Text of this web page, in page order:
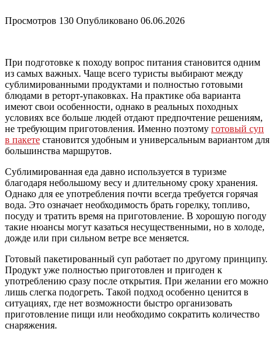
Просмотров 130 Опубликовано 06.06.2026
При подготовке к походу вопрос питания становится одним
из самых важных. Чаще всего туристы выбирают между
сублимированными продуктами и полностью готовыми
блюдами в реторт-упаковках. На практике оба варианта
имеют свои особенности, однако в реальных походных
условиях все больше людей отдают предпочтение решениям,
не требующим приготовления. Именно поэтому готовый суп
в пакете становится удобным и универсальным вариантом для
большинства маршрутов.
Сублимированная еда давно используется в туризме
благодаря небольшому весу и длительному сроку хранения.
Однако для ее употребления почти всегда требуется горячая
вода. Это означает необходимость брать горелку, топливо,
посуду и тратить время на приготовление. В хорошую погоду
такие нюансы могут казаться несущественными, но в холоде,
дожде или при сильном ветре все меняется.
Готовый пакетированный суп работает по другому принципу.
Продукт уже полностью приготовлен и пригоден к
употреблению сразу после открытия. При желании его можно
лишь слегка подогреть. Такой подход особенно ценится в
ситуациях, где нет возможности быстро организовать
приготовление пищи или необходимо сократить количество
снаряжения.